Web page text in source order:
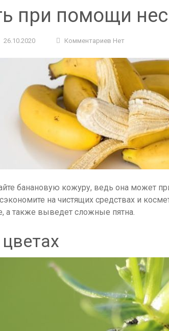
при помощи
26.10.2020 Комментариев Нет
банановую кожуру, ведь она может
на чистящих средствах и
а также выведет сложные пятна.